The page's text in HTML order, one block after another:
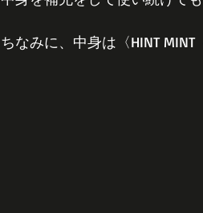
ちなみに、中身は〈HINT MINT